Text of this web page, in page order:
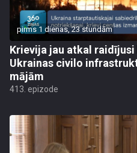
pirms 1 dienas, 23 stundām
Krievija jau atkal
Ukrainas civilo
mājām
413. epizode